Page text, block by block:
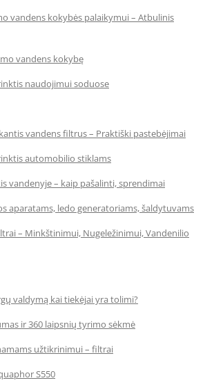
vandens kokybės palaikymui – Atbulinis
vandens kokybę
naudojimui soduose
vandens filtrus – Praktiški pastebėjimai
automobilio stiklams
vandenyje – kaip pašalinti, sprendimai
aparatams, ledo generatoriams, šaldytuvams
– Minkštinimui, Nugeležinimui, Vandenilio
valdymą kai tiekėjai yra tolimi?
ir 360 laipsnių tyrimo sėkmė
užtikrinimui – filtrai
S550